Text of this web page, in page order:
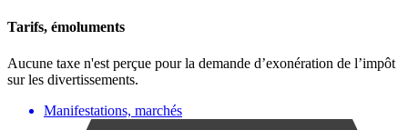
Tarifs, émoluments
Aucune taxe n'est perçue pour la demande d’exonération de l’impôt
sur les divertissements.
Manifestations, marchés